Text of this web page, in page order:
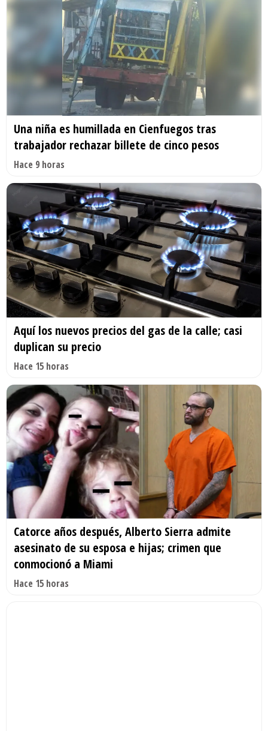
Una niña es humillada en Cienfuegos tras
trabajador rechazar billete de cinco pesos
Hace 9 horas
Aquí los nuevos precios del gas de la calle; casi
duplican su precio
Hace 15 horas
Catorce años después, Alberto Sierra admite
asesinato de su esposa e hijas; crimen que
conmocionó a Miami
Hace 15 horas